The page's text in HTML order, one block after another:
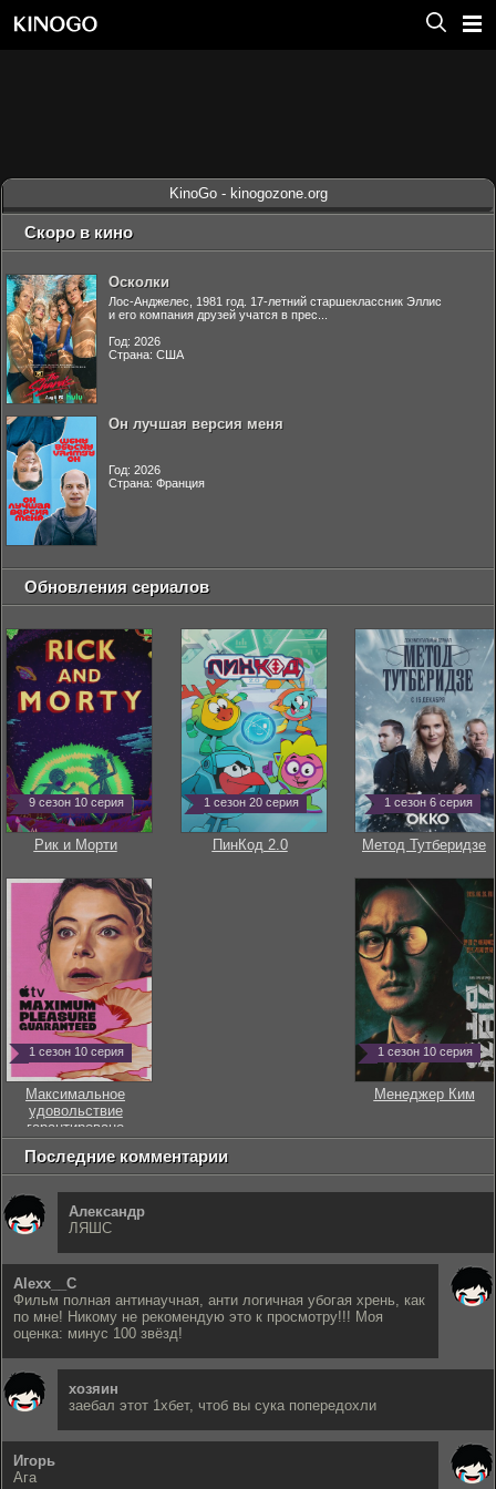
KinoGo - kinogozone.org
Скоро в кино
Осколки
Лос-Анджелес, 1981 год. 17-летний старшеклассник Эллис
и его компания друзей учатся в прес...
Год: 2026
Страна: США
Он лучшая версия меня
Год: 2026
Страна: Франция
Обновления сериалов
9 сезон 10 серия
Рик и Морти
1 сезон 20 серия
ПинКод 2.0
1 сезон 6 серия
Метод Тутберидзе
1 сезон 10 серия
Максимальное
удовольствие
гарантировано
1 сезон 10 серия
Менеджер Ким
Последние комментарии
Александр
ЛЯШС
Alexx__C
Фильм полная антинаучная, анти логичная убогая хрень, как
по мне! Никому не рекомендую это к просмотру!!! Моя
оценка: минус 100 звёзд!
хозяин
заебал этот 1хбет, чтоб вы сука попередохли
Игорь
Ага